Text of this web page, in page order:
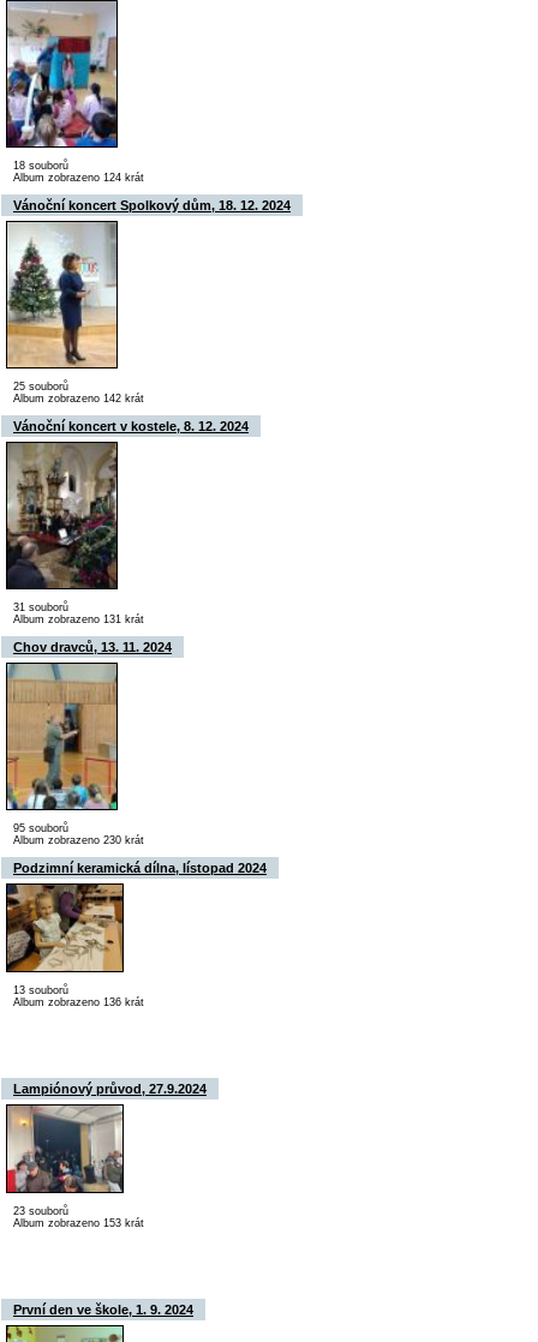
18 souborů
Album zobrazeno 124 krát
Vánoční koncert Spolkový dům, 18. 12. 2024
25 souborů
Album zobrazeno 142 krát
Vánoční koncert v kostele, 8. 12. 2024
31 souborů
Album zobrazeno 131 krát
Chov dravců, 13. 11. 2024
95 souborů
Album zobrazeno 230 krát
Podzimní keramická dílna, lístopad 2024
13 souborů
Album zobrazeno 136 krát
Lampiónový průvod, 27.9.2024
23 souborů
Album zobrazeno 153 krát
První den ve škole, 1. 9. 2024